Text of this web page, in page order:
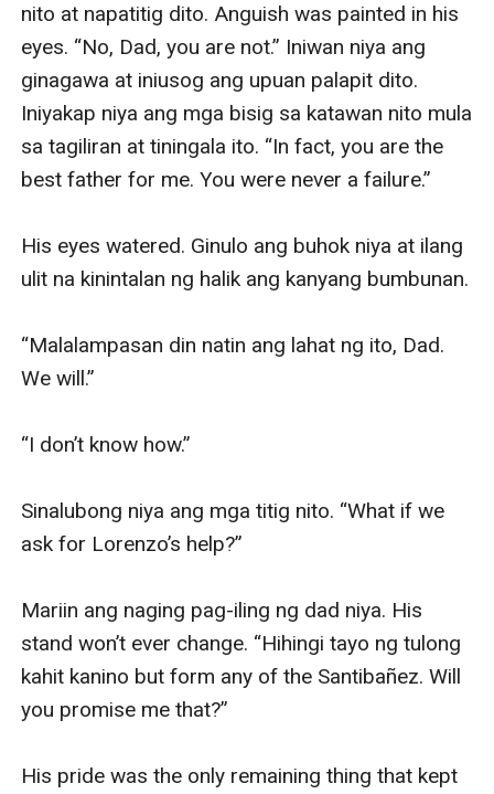
nito at napatitig dito. Anguish was painted in his
eyes. “No, Dad, you are not.” Iniwan niya ang
ginagawa at iniusog ang upuan palapit dito.
Iniyakap niya ang mga bisig sa katawan nito mula
sa tagiliran at tiningala ito. “In fact, you are the
best father for me. You were never a failure.”
His eyes watered. Ginulo ang buhok niya at ilang
ulit na kinintalan ng halik ang kanyang bumbunan.
“Malalampasan din natin ang lahat ng ito, Dad.
We will.”
“I don’t know how.”
Sinalubong niya ang mga titig nito. “What if we
ask for Lorenzo’s help?”
Mariin ang naging pag-iling ng dad niya. His
stand won’t ever change. “Hihingi tayo ng tulong
kahit kanino but form any of the Santibañez. Will
you promise me that?”
His pride was the only remaining thing that kept